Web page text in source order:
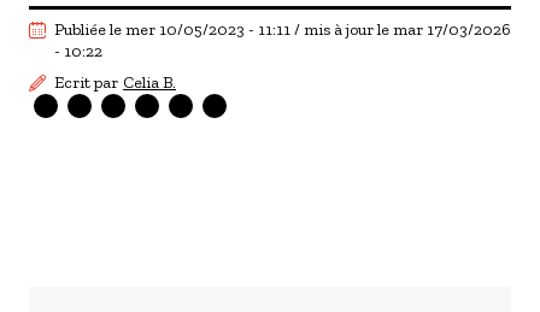
TOURISME ET HANDICAP
ENVIE DE BALADE
L'AGENDA
Publiée le mer 10/05/2023 - 11:11 / mis à jour le mar 17/03/2026
- 10:22
Ecrit par Celia B.